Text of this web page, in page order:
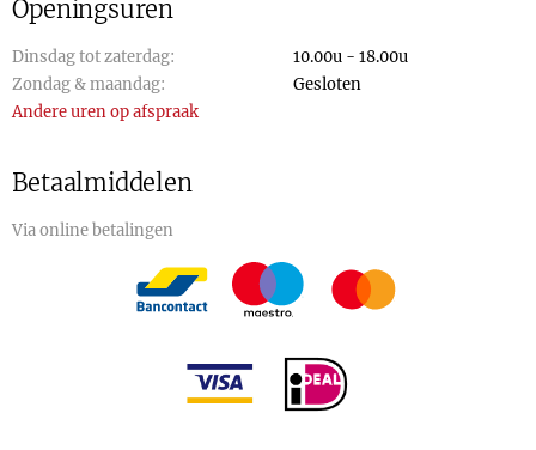
Openingsuren
Dinsdag tot zaterdag:
10.00u - 18.00u
Zondag & maandag:
Gesloten
Andere uren op afspraak
Betaalmiddelen
Via online betalingen